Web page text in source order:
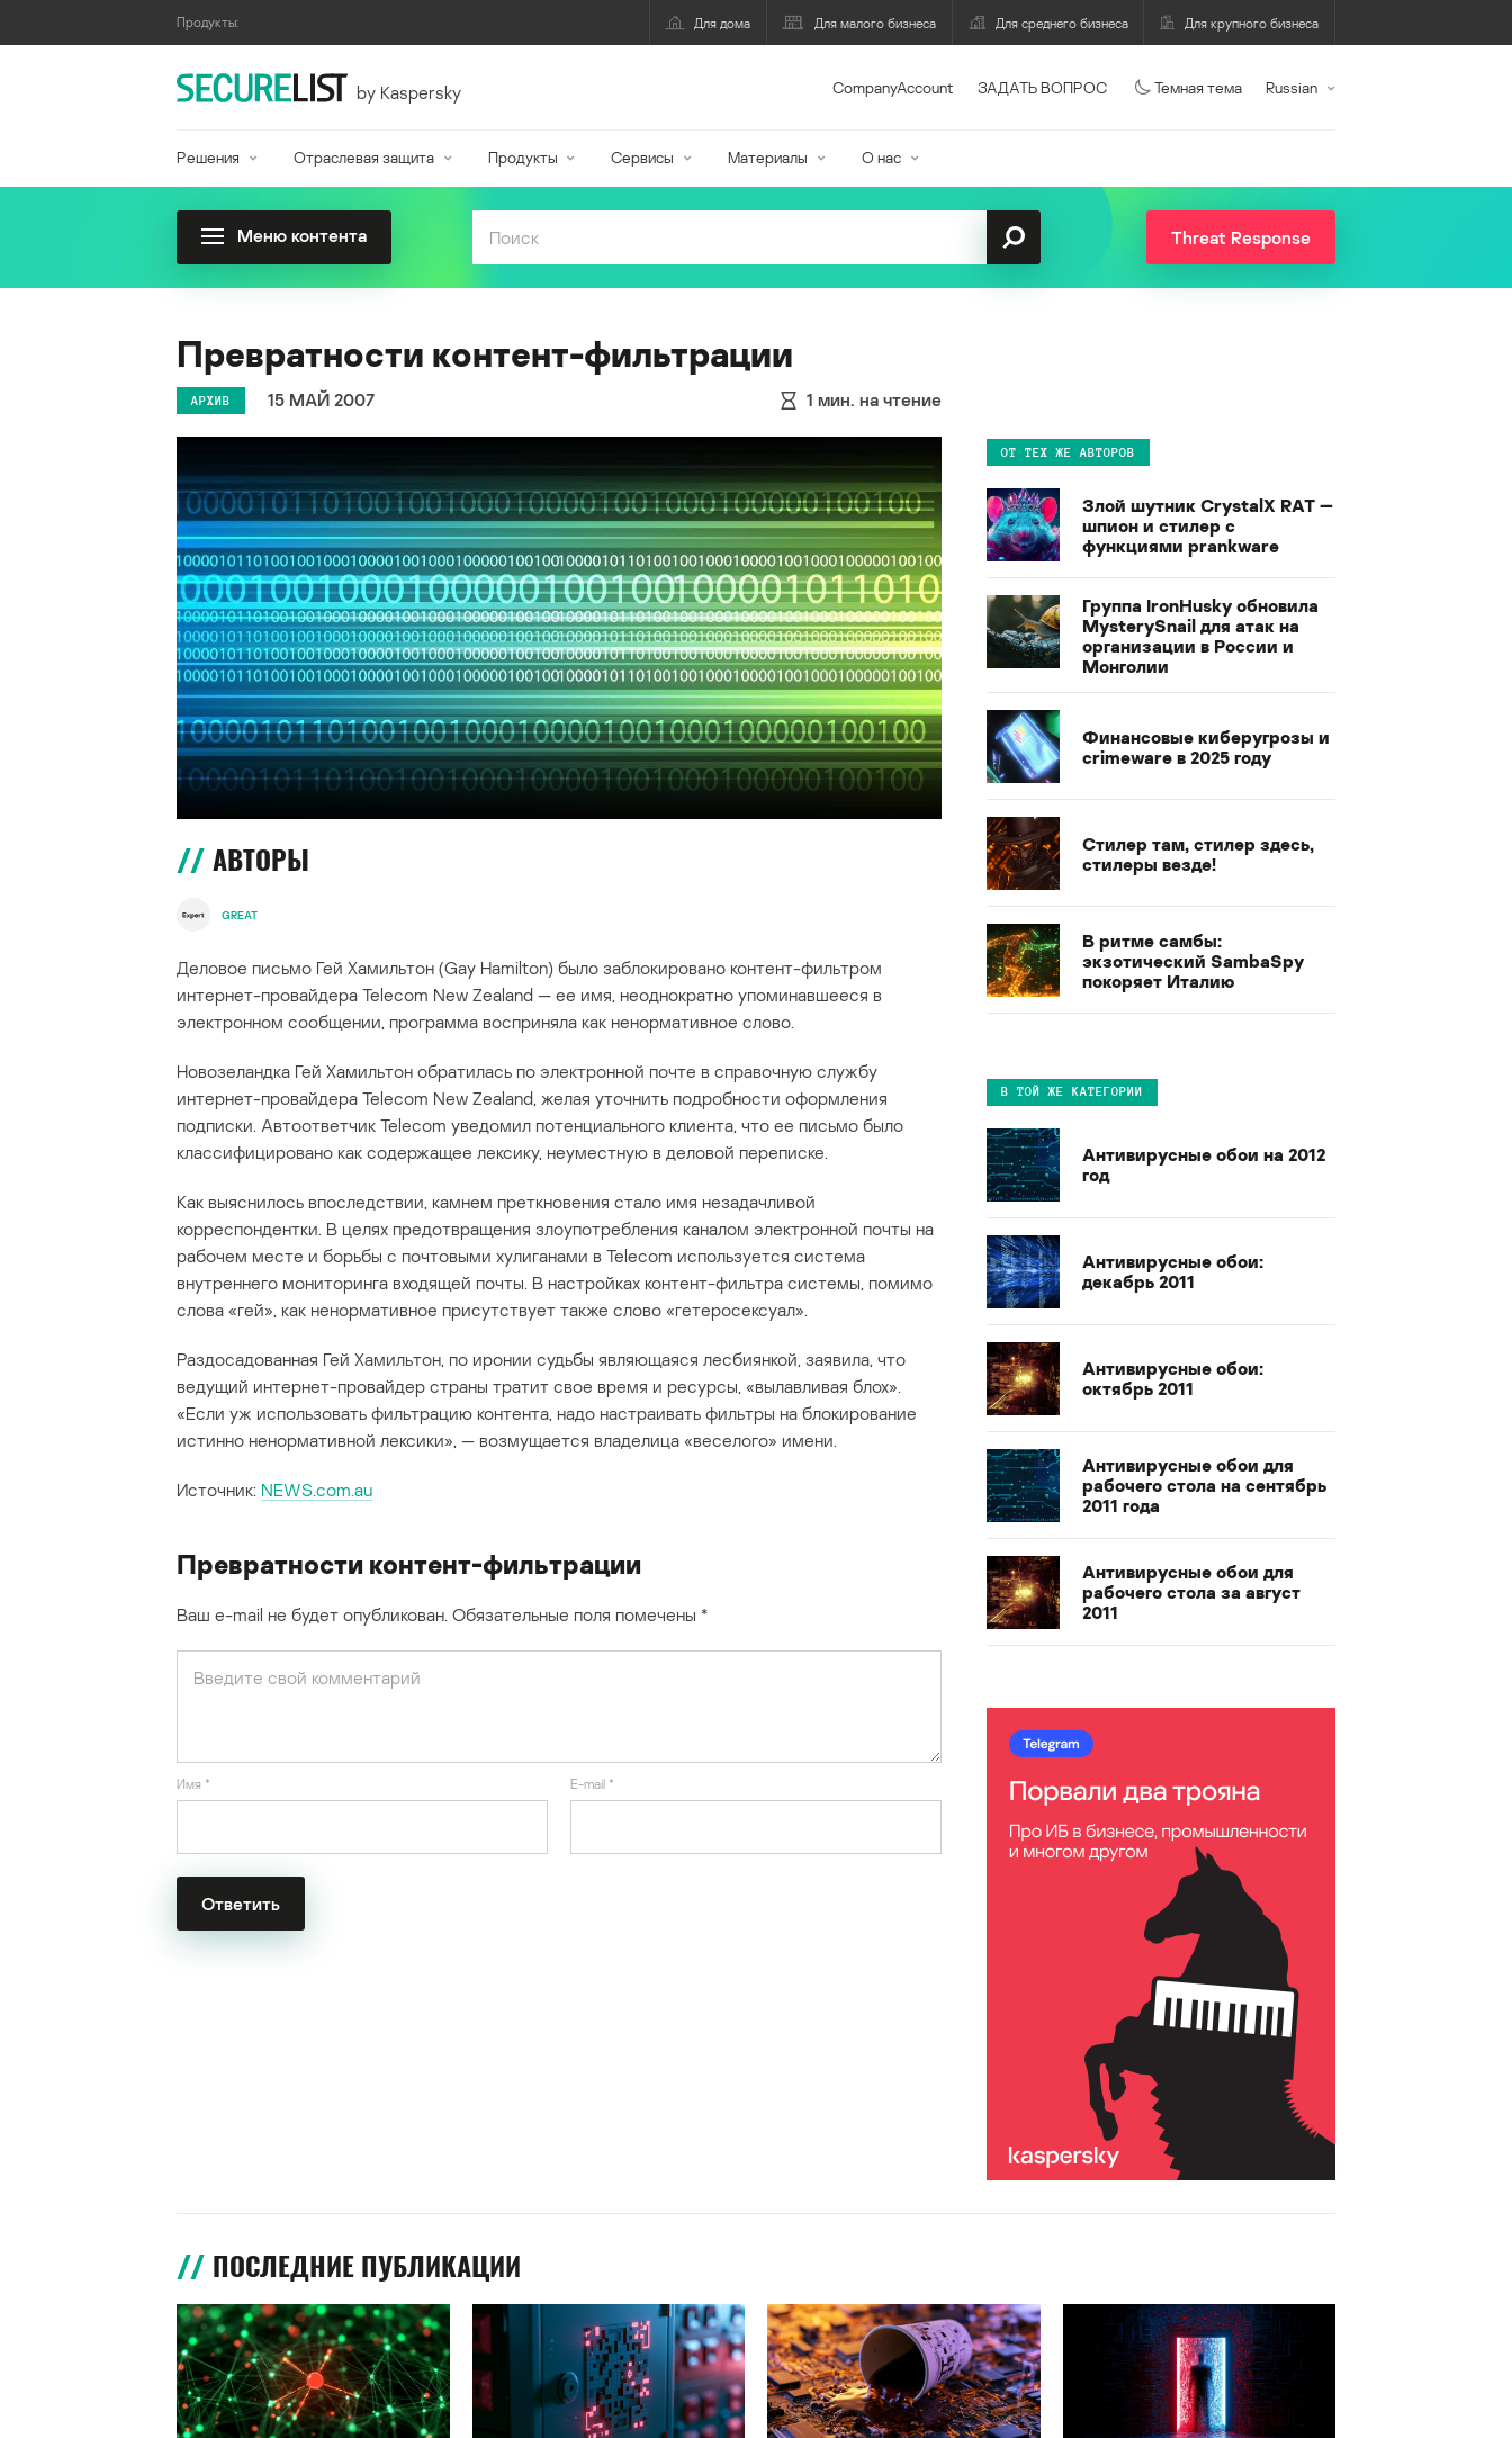
Продукты: Для дома Для малого бизнеса Для среднего бизнеса Для крупного бизнеса
by Kaspersky CompanyAccount ЗАДАТЬ ВОПРОС Темная тема Russian
Решения Отраслевая защита Продукты Сервисы Материалы О нас
Меню контента Threat Response
Превратности контент-фильтрации
АРХИВ 15 МАЙ 2007 1 мин. на чтение
АВТОРЫ
GREAT
Деловое письмо Гей Хамильтон (Gay Hamilton) было заблокировано контент-фильтром
интернет-провайдера Telecom New Zealand — ее имя, неоднократно упоминавшееся в
электронном сообщении, программа восприняла как ненормативное слово.
Новозеландка Гей Хамильтон обратилась по электронной почте в справочную службу
интернет-провайдера Telecom New Zealand, желая уточнить подробности оформления
подписки. Автоответчик Telecom уведомил потенциального клиента, что ее письмо было
классифицировано как содержащее лексику, неуместную в деловой переписке.
Как выяснилось впоследствии, камнем преткновения стало имя незадачливой
корреспондентки. В целях предотвращения злоупотребления каналом электронной почты на
рабочем месте и борьбы с почтовыми хулиганами в Telecom используется система
внутреннего мониторинга входящей почты. В настройках контент-фильтра системы, помимо
слова «гей», как ненормативное присутствует также слово «гетеросексуал».
Раздосадованная Гей Хамильтон, по иронии судьбы являющаяся лесбиянкой, заявила, что
ведущий интернет-провайдер страны тратит свое время и ресурсы, «вылавливая блох».
«Если уж использовать фильтрацию контента, надо настраивать фильтры на блокирование
истинно ненормативной лексики», — возмущается владелица «веселого» имени.
Источник: NEWS.com.au
Превратности контент-фильтрации
Ваш e-mail не будет опубликован. Обязательные поля помечены *
Имя * E-mail *
ОТ ТЕХ ЖЕ АВТОРОВ
Злой шутник CrystalX RAT —
шпион и стилер с
функциями prankware
Группа IronHusky обновила
MysterySnail для атак на
организации в России и
Монголии
Финансовые киберугрозы и
crimeware в 2025 году
Стилер там, стилер здесь,
стилеры везде!
В ритме самбы:
экзотический SambaSpy
покоряет Италию
В ТОЙ ЖЕ КАТЕГОРИИ
Антивирусные обои на 2012
год
Антивирусные обои:
декабрь 2011
Антивирусные обои:
октябрь 2011
Антивирусные обои для
рабочего стола на сентябрь
2011 года
Антивирусные обои для
рабочего стола за август
2011
ПОСЛЕДНИЕ ПУБЛИКАЦИИ